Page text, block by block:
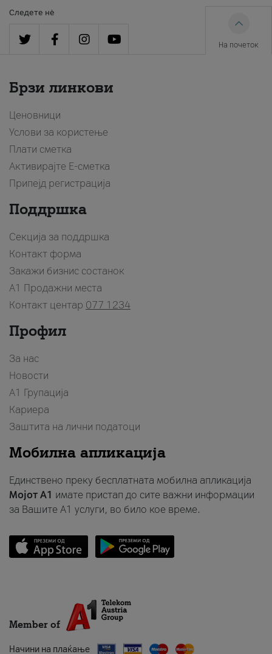
Следете нè
На почеток
Брзи линкови
Ценовници
Услови за користење
Плати сметка
Активирајте Е-сметка
Припејд регистрација
Поддршка
Секција за поддршка
Контакт форма
Закажи бизнис состанок
A1 Продажни места
Контакт центар 077 1234
Профил
За нас
Новости
А1 Групација
Кариера
Заштита на лични податоци
Мобилна апликација
Единствено преку бесплатната мобилна апликација
Мојот A1 имате пристап до сите важни информации
за Вашите A1 услуги, во било кое време.
Member of
Начини на плаќање